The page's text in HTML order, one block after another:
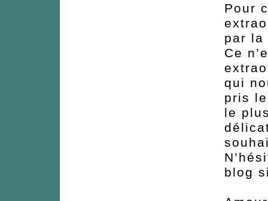
Pour
par la
Ce
qui
pris
le
blog